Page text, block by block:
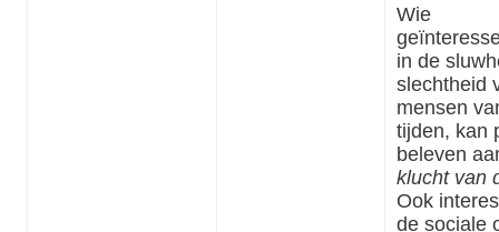
Wie
in de
slechtheid
mensen
tijden, kan
beleven
klucht van
Ook
de sociale